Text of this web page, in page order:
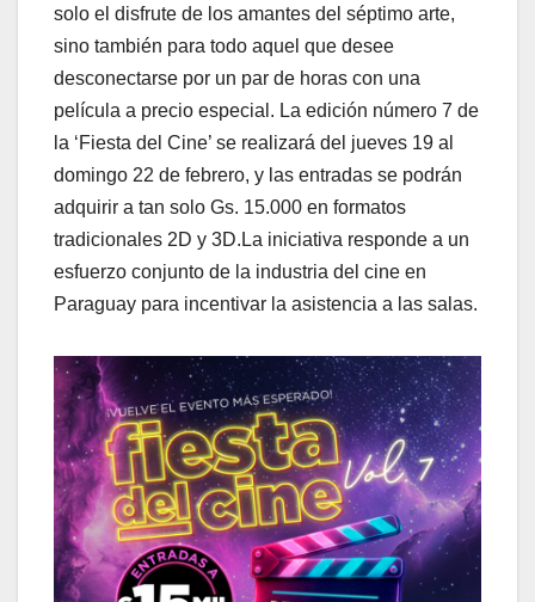
solo el disfrute de los amantes del séptimo arte,
sino también para todo aquel que desee
desconectarse por un par de horas con una
película a precio especial. La edición número 7 de
la ‘Fiesta del Cine’ se realizará del jueves 19 al
domingo 22 de febrero, y las entradas se podrán
adquirir a tan solo Gs. 15.000 en formatos
tradicionales 2D y 3D.La iniciativa responde a un
esfuerzo conjunto de la industria del cine en
Paraguay para incentivar la asistencia a las salas.